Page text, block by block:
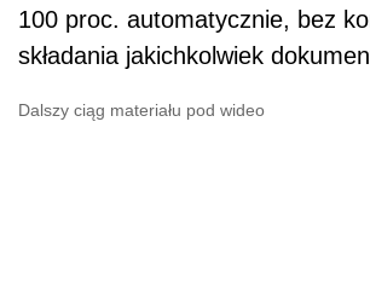
100 proc. automatycznie, bez
składania jakichkolwiek
Dalszy ciąg materiału pod wideo